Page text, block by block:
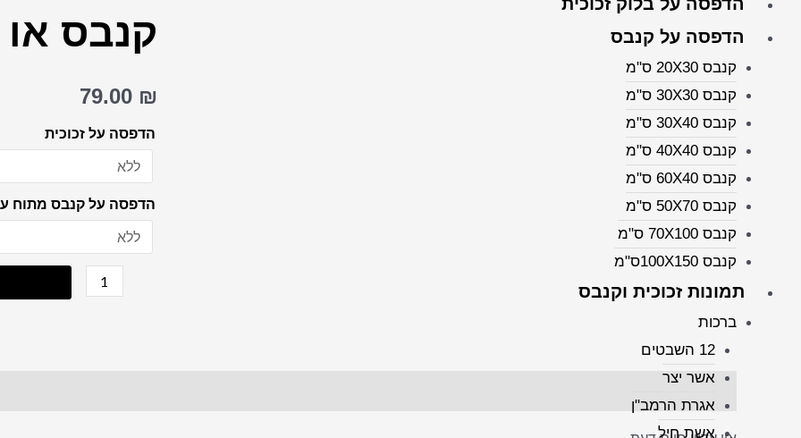
הדפסה על קנבס
קנבס 20X30 ס"מ
קנבס 30X30 ס"מ
קנבס 30X40 ס"מ
קנבס 40X40 ס"מ
קנבס 60X40 ס"מ
קנבס 50X70 ס"מ
קנבס 70X100 ס"מ
קנבס 100X150ס"מ
תמונות זכוכית וקנבס
ברכות
12 השבטים
אשר יצר
אגרת הרמב"ן
אשת חיל
קנבס
79.00 ₪
הדפסה על זכוכית
הדפסה על קנבס מתוח
תמונה
מדהימה
הכותל
המערבי
בשקיעה
על
קנבס
מחוסמת